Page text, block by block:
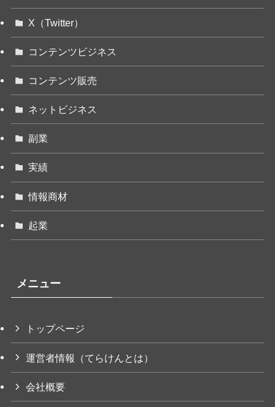
X（Twitter）
コンテンツビジネス
コンテンツ販売
ネットビジネス
副業
実績
情報商材
起業
メニュー
トップページ
運営者情報（てらけんとは）
会社概要